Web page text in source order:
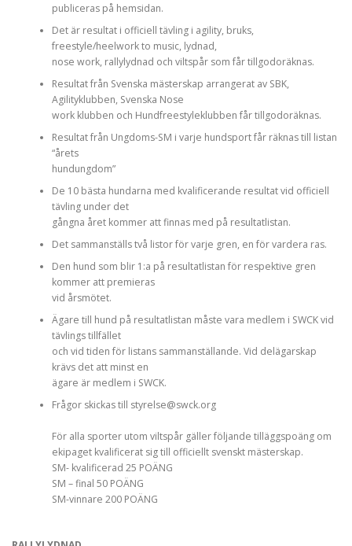
publiceras på hemsidan.
Det är resultat i officiell tävling i agility, bruks,
freestyle/heelwork to music, lydnad,
nose work, rallylydnad och viltspår som får tillgodoräknas.
Resultat från Svenska mästerskap arrangerat av SBK,
Agilityklubben, Svenska Nose
work klubben och Hundfreestyleklubben får tillgodoräknas.
Resultat från Ungdoms-SM i varje hundsport får räknas till listan
“årets
hundungdom”
De 10 bästa hundarna med kvalificerande resultat vid officiell
tävling under det
gångna året kommer att finnas med på resultatlistan.
Det sammanställs två listor för varje gren, en för vardera ras.
Den hund som blir 1:a på resultatlistan för respektive gren
kommer att premieras
vid årsmötet.
Ägare till hund på resultatlistan måste vara medlem i SWCK vid
tävlings tillfället
och vid tiden för listans sammanställande. Vid delägarskap
krävs det att minst en
ägare är medlem i SWCK.
Frågor skickas till styrelse@swck.org
För alla sporter utom viltspår gäller följande tilläggspoäng om
ekipaget kvalificerat sig till officiellt svenskt mästerskap.
SM- kvalificerad 25 POÄNG
SM – final 50 POÄNG
SM-vinnare 200 POÄNG